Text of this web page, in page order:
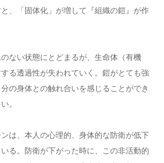
、「固体化」が増して『組織の鎧』が作
ない状態にとどまるが、生命体（有機
る透過性が失われていく。鎧がとても強
の身体との触れ合いを感じることができ
。
は、本人の心理的、身体的な防衛が低下
る。防衛が下がった時に、この非活動的